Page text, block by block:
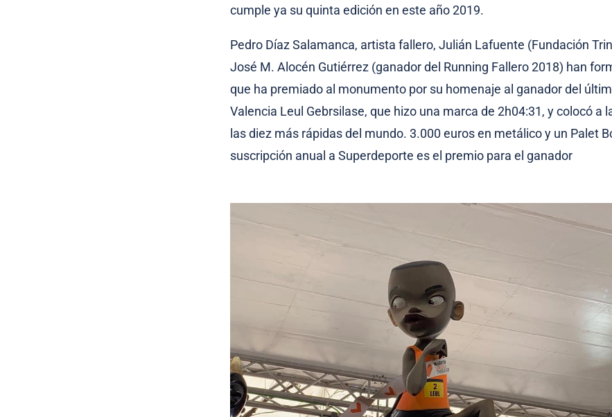
cumple ya su quinta edición en este año 2019.
Pedro Díaz Salamanca, artista fallero, Julián Lafuente (Fundación
José M. Alocén Gutiérrez (ganador del Running Fallero 2018) han
que ha premiado al monumento por su homenaje al ganador del
Valencia Leul Gebrsilase, que hizo una marca de 2h04:31, y colocó a
las diez más rápidas del mundo. 3.000 euros en metálico y un Palet
suscripción anual a Superdeporte es el premio para el ganador